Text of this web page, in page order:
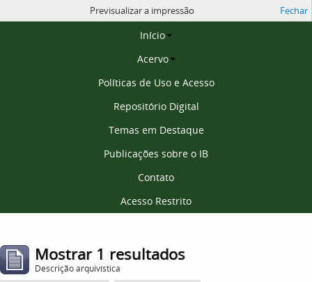
Página inicial
Início
Acervo
Políticas de Uso e Acesso
Repositório Digital
Temas em Destaque
Publicações sobre o IB
Contato
Acesso Restrito
Previsualizar a impressão Fechar
Mostrar 1 resultados
Descrição arquivística